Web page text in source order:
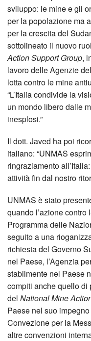
sviluppo: le mine e gli
per la popolazione ma
per la crescita del
sottolineato il nuovo
Action Support Group,
lavoro delle Agenzie
lotta contro le mine
“L’Italia condivide la
un mondo libero dalle
inesplosi.”
Il dott. Javed ha poi
italiano: “UNMAS
ringraziamento
attività fin dal nostro
UNMAS è stato
quando l’azione contro
Programma delle
seguito a una
richiesta del Governo
nel Paese, l’Agenzia
stabilmente nel Paese
compiti anche quello di
del National Mine
Paese nel suo
Convezione per la
altre convenzioni